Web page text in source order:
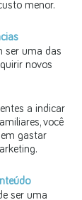
menor.
ser uma das
novos
a indicar
você
gastar
ser uma